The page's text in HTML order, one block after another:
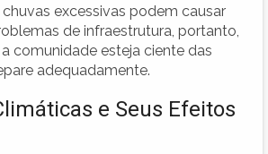
chuvas excessivas podem causar
de infraestrutura, portanto,
comunidade esteja ciente das
adequadamente.
e Seus Efeitos